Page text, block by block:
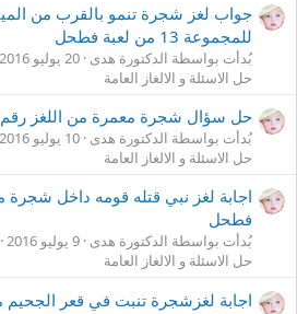
للمجموعة 13 من لعبة فطحل
بُدأت بواسطة الدكتورة هدى 20 يوليو 2016
حل الاسئلة و الالغاز العامة
حل سؤال شجرة معمرة من اللغز رقم 127 من لعبة فطحل
بُدأت بواسطة الدكتورة هدى 10 يوليو 2016
حل الاسئلة و الالغاز العامة
فطحل
بُدأت بواسطة الدكتورة هدى 9 يوليو 2016
حل الاسئلة و الالغاز العامة